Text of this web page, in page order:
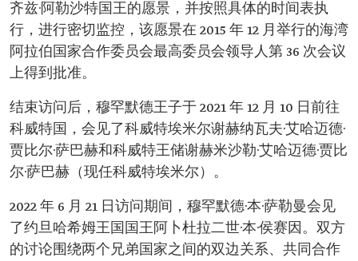
齐兹·阿勒沙特国王的愿景，并按照具体的时间表执
行，进行密切监控，该愿景在 2015 年 12 月举行的海湾
阿拉伯国家合作委员会最高委员会领导人第 36 次会议
上得到批准。
结束访问后，穆罕默德王子于 2021 年 12 月 10 日前往
科威特国，会见了科威特埃米尔谢赫纳瓦夫·艾哈迈德·
贾比尔·萨巴赫和科威特王储谢赫米沙勒·艾哈迈德·贾比
尔·萨巴赫（现任科威特埃米尔）。
2022 年 6 月 21 日访问期间，穆罕默德·本·萨勒曼会见
了约旦哈希姆王国国王阿卜杜拉二世·本·侯赛因。双方
的讨论围绕两个兄弟国家之间的双边关系、共同合作